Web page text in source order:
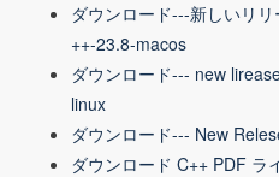
ダウンロード---新しいリ
++-23.8-macos
ダウンロード--- new
linux
ダウンロード--- New
ダウンロード C++ PDF ラ